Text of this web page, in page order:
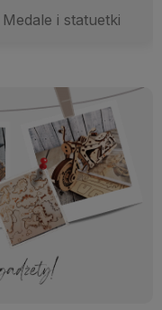
Medale i statuetki